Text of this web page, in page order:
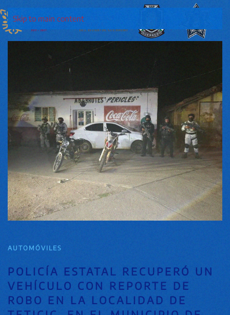
Skip to main content
AUTOMÓVILES
POLICÍA ESTATAL RECUPERÓ UN
VEHÍCULO CON REPORTE DE
ROBO EN LA LOCALIDAD DE